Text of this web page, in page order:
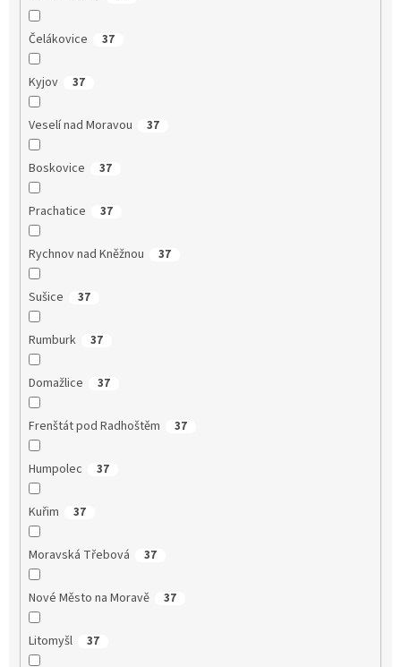
Čelákovice 37
Kyjov 37
Veselí nad Moravou 37
Boskovice 37
Prachatice 37
Rychnov nad Kněžnou 37
Sušice 37
Rumburk 37
Domažlice 37
Frenštát pod Radhoštěm 37
Humpolec 37
Kuřim 37
Moravská Třebová 37
Nové Město na Moravě 37
Litomyšl 37